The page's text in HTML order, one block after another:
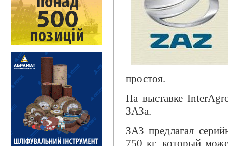
простоя.
На выставке
ЗАЗа.
ЗАЗ предлагал
750 кг, который